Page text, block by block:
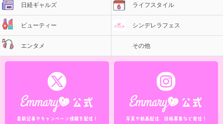
日経ギャルズ ライフスタイル
ビューティー シンデレラフェス
エンタメ その他